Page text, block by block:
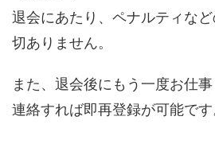
退会にあたり、ペナルティな
切ありません。
また、退会後にもう一度お仕
連絡すれば即再登録が可能です